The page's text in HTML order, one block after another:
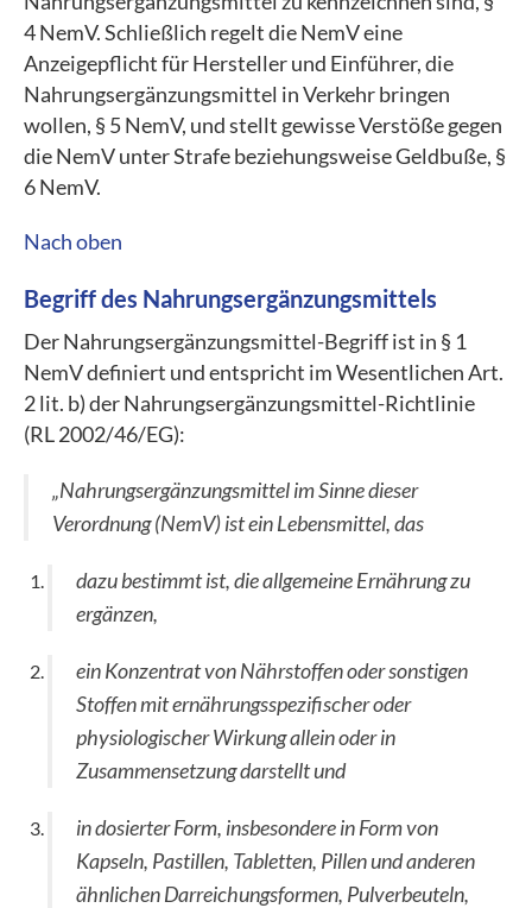
4 NemV. Schließlich regelt die NemV eine
Anzeigepflicht für Hersteller und Einführer, die
Nahrungsergänzungsmittel in Verkehr bringen
wollen, § 5 NemV, und stellt gewisse Verstöße gegen
die NemV unter Strafe beziehungsweise Geldbuße, §
6 NemV.
Nach oben
Begriff des Nahrungsergänzungsmittels
Der Nahrungsergänzungsmittel-Begriff ist in § 1
NemV definiert und entspricht im Wesentlichen Art.
2 lit. b) der Nahrungsergänzungsmittel-Richtlinie
(RL 2002/46/EG):
„Nahrungsergänzungsmittel im Sinne dieser
Verordnung (NemV) ist ein Lebensmittel, das
dazu bestimmt ist, die allgemeine Ernährung zu
ergänzen,
ein Konzentrat von Nährstoffen oder sonstigen
Stoffen mit ernährungsspezifischer oder
physiologischer Wirkung allein oder in
Zusammensetzung darstellt und
in dosierter Form, insbesondere in Form von
Kapseln, Pastillen, Tabletten, Pillen und anderen
ähnlichen Darreichungsformen, Pulverbeuteln,